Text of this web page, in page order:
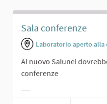
Sala conferenze
Laboratorio aperto alla
Al nuovo Salunei
conferenze